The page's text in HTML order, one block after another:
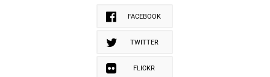
FACEBOOK
TWITTER
FLICKR